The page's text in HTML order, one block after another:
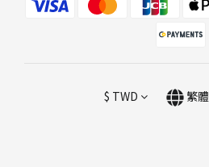
$ TWD 繁